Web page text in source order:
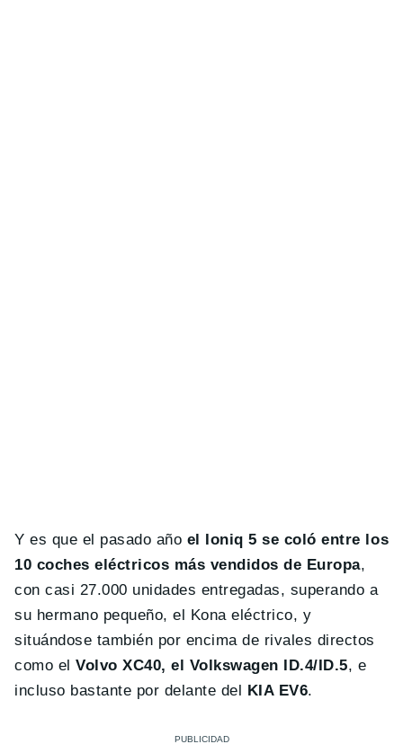
Y es que el pasado año el Ioniq 5 se coló entre los
10 coches eléctricos más vendidos de Europa,
con casi 27.000 unidades entregadas, superando a
su hermano pequeño, el Kona eléctrico, y
situándose también por encima de rivales directos
como elVolvo XC40, el Volkswagen ID.4/ID.5, e
incluso bastante por delante del KIA EV6.